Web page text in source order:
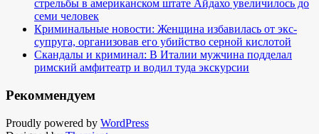
стрельбы в американском штате Айдахо увеличилось до
семи человек
Криминальные новости: Женщина избавилась от экс-
супруга, организовав его убийство серной кислотой
Скандалы и криминал: В Италии мужчина подделал
римский амфитеатр и водил туда экскурсии
Рекоммендуем
Proudly powered by WordPress